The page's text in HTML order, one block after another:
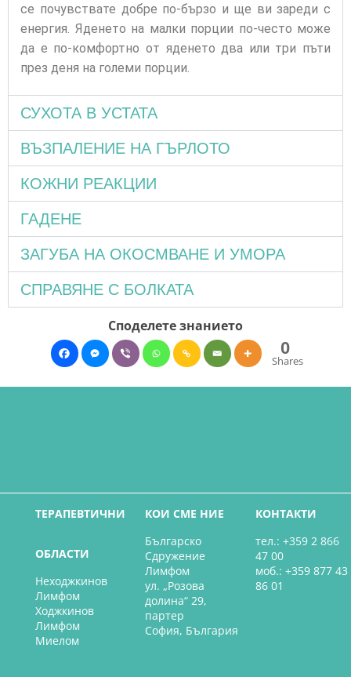
се почувствате добре по-бързо и ще ви зареди с
енергия. Яденето на малки порции по-често може
да е по-комфортно от яденето два или три пъти
през деня на големи порции.
СУХОТА В УСТАТА
ВЪЗПАЛЕНИЕ НА ГЪРЛОТО
КОЖНИ РЕАКЦИИ
ГАДЕНЕ
ЗАГУБА НА ОКОСМВАНЕ И УМОРА
СПРАВЯНЕ С БОЛКАТА
Споделете знанието
0
Shares
ТЕРАПЕВТИЧНИ
ОБЛАСТИ
Неходжкинов
Лимфом
Ходжкинов
Лимфом
Миелом
КОИ СМЕ НИЕ
Българско
Сдружение
Лимфом
ул. „Розова
долина“ 29,
партер
София, България
КОНТАКТИ
тел.: +359 2 866
47 00
моб.: +359 877 43
86 01